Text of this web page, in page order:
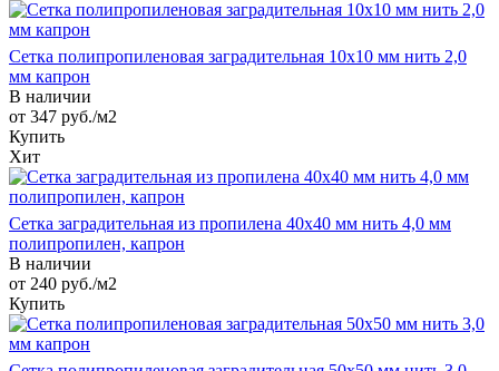
Сетка полипропиленовая заградительная 10х10 мм нить 2,0
мм капрон
В наличии
от 347 руб./м2
Купить
Хит
Сетка заградительная из пропилена 40х40 мм нить 4,0 мм
полипропилен, капрон
В наличии
от 240 руб./м2
Купить